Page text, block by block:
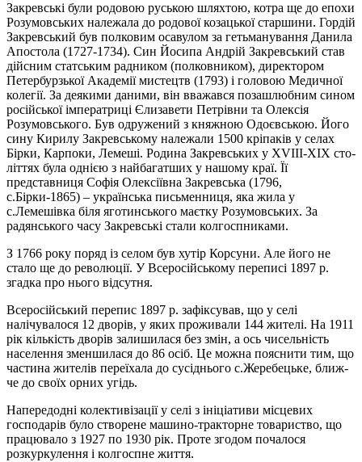
Закревські були родовою руською шляхтою, котра ще до епохи
Розумовських належала до родової козацької старшини. Гордій
Закревський був полковим осавулом за гетьманування Да­ни­ла
Апостола (1727-1734). Син Йосипа Андрій Закревський став
дійсним статським радником (пол­ковником), директором
Петербурзької Академії мистецтв (1793) і головою Медичної
колегії. За деякими даними, він вважався позашлюбним сином
російської імператриці Єлизавети Петрівни та Олексія
Розумовського. Був одружений з княжною Одоєвською. Його
сину Кирилу Зак­ревсь­ко­му належали 1500 кріпаків у селах
Бірки, Карпоки, Лемеші. Родина Закревських у XVIII-XIX сто­
літтях була однією з найбагатших у нашому краї. Її
представниця Софія Олексіївна Зак­ревсь­ка (1796,
с.Бірки-1865) – українська письменниця, яка жила у
с.Лемешівка біля яго­тинсь­ко­го маєтку Ро­зумовських. За
радянського часу Закревські стали кол­госп­никами.
З 1766 року поряд із селом був хутір Корсуни. Але його не
стало ще до революції. У Все­ро­сійському переписі 1897 р.
згадка про нього відсутня.
Все­російський перепис 1897 р. зафіксував, що у селі
налічувалося 12 дворів, у яких проживали 144 жи­телі. На 1911
рік кількість дворів залишилася без змін, а ось чисельність
населення зменшилася до 86 осіб. Це можна пояснити тим, що
частина жителів переїхала до сусіднього с.Жеребецьке, ближ­
че до своїх орних угідь.
Напередодні колективізації у селі з ініціативи місцевих
господарів було створене машино-трак­торне товариство, що
працювало з 1927 по 1930 рік. Проте згодом почалося
розкуркулення і колгоспне життя.